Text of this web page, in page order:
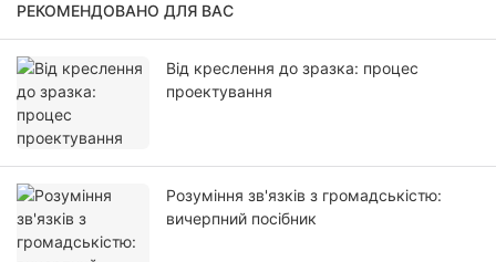
РЕКОМЕНДОВАНО ДЛЯ ВАС
Від креслення до зразка: процес
проектування
Розуміння зв'язків з громадськістю:
вичерпний посібник